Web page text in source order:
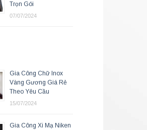
Trọn Gói
07/07/2024
Gia Công Chữ Inox
Vàng Gương Giá Rẻ
Theo Yêu Cầu
15/07/2024
Gia Công Xi Mạ Niken